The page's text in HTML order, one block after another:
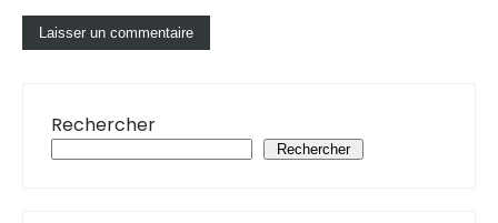
Rechercher
Rechercher